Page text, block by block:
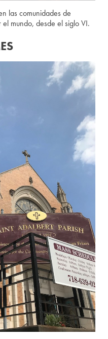
las comunidades de
mundo, desde el siglo VI.